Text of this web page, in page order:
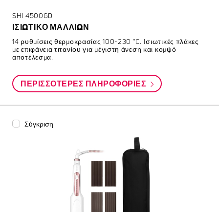
SHI 4500GD
ΙΣΙΩΤΙΚΟ ΜΑΛΛΙΩΝ
14 ρυθμίσεις θερμοκρασίας 100-230 °C. Ισιωτικές πλάκες
με επιφάνεια τιτανίου για μέγιστη άνεση και κομψό
αποτέλεσμα.
ΠΕΡΙΣΣΌΤΕΡΕΣ ΠΛΗΡΟΦΟΡΊΕΣ
Σύγκριση